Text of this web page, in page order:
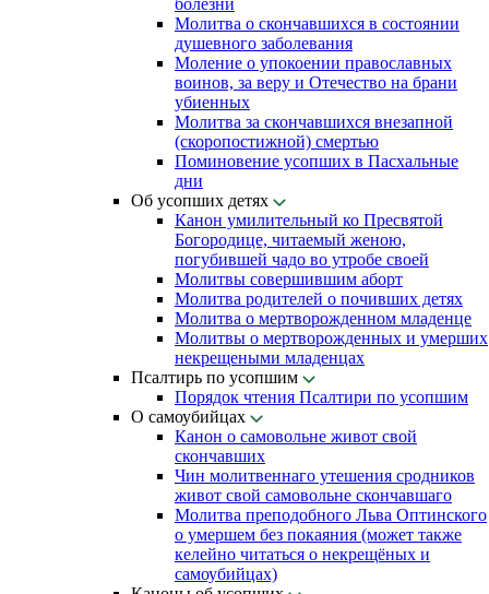
болезни
Молитва о скончавшихся в состоянии
душевного заболевания
Моление о упокоении православных
воинов, за веру и Отечество на брани
убиенных
Молитва за скончавшихся внезапной
(скоропостижной) смертью
Поминовение усопших в Пасхальные
дни
Об усопших детях
Канон умилительный ко Пресвятой
Богородице, читаемый женою,
погубившей чадо во утробе своей
Молитвы совершившим аборт
Молитва родителей о почивших детях
Молитва о мертворожденном младенце
Молитвы о мертворожденных и умерших
некрещеными младенцах
Псалтирь по усопшим
Порядок чтения Псалтири по усопшим
О самоубийцах
Канон о самовольне живот свой
скончавших
Чин молитвеннаго утешения сродников
живот свой самовольне скончавшаго
Молитва преподобного Льва Оптинского
о умершем без покаяния (может также
келейно читаться о некрещёных и
самоубийцах)